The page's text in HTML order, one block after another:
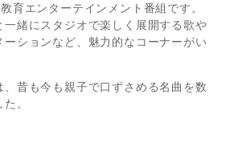
育エンターテインメント番組です。
一緒にスタジオで楽しく展開する歌や
ションなど、魅力的なコーナーがい
、昔も今も親子で口ずさめる名曲を数
。